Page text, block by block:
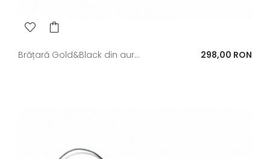
Brățară Gold&Black din aur... Pret
298,00 RON